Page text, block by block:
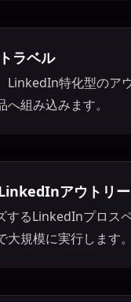
ラベル
LinkedIn特化型のア
組み込みます。
アウトリ
するLinkedInプロス
規模に実行します。